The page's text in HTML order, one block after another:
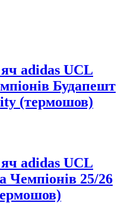
adidas UCL
Будапешт
(термошов)
adidas UCL
Чемпіонів 25/26